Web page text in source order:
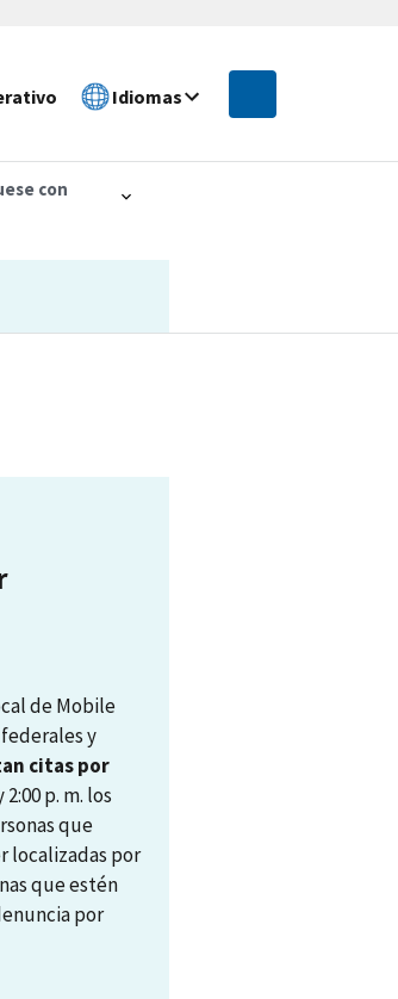
Idiomas
con
de Mobile
federales y
citas por
p. m. los
que
localizadas por
que estén
por